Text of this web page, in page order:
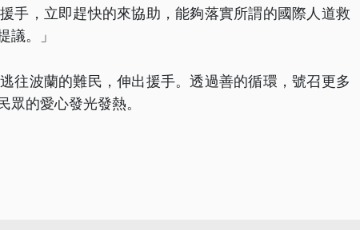
手，立即趕快的來協助，能夠落實所謂的國際人道救
議。」
往波蘭的難民，伸出援手。透過善的循環，號召更多
眾的愛心發光發熱。